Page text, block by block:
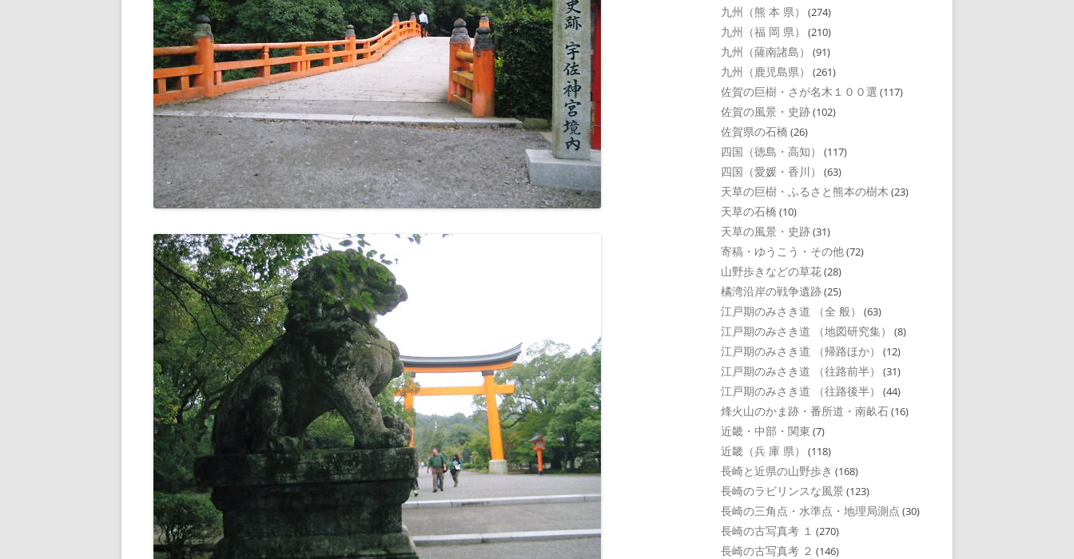
九州（熊 本 県） (274)
九州（福 岡 県） (210)
九州（薩南諸島） (91)
九州（鹿児島県） (261)
佐賀の巨樹・さが名木１００選 (117)
佐賀の風景・史跡(102)
佐賀県の石橋 (26)
四国（徳島・高知） (117)
四国（愛媛・香川） (63)
天草の巨樹・ふるさと熊本の樹木 (23)
天草の石橋 (10)
天草の風景・史跡(31)
寄稿・ゆうこう・その他(72)
山野歩きなどの草花(28)
橘湾沿岸の戦争遺跡(25)
江戸期のみさき道 （全 般） (63)
江戸期のみさき道 （地図研究集） (8)
江戸期のみさき道 （帰路ほか） (12)
江戸期のみさき道 （往路前半） (31)
江戸期のみさき道 （往路後半） (44)
烽火山のかま跡・番所道・南畝石(16)
近畿・中部・関東 (7)
近畿（兵 庫 県） (118)
長崎と近県の山野歩き (168)
長崎のラビリンスな風景 (123)
長崎の三角点・水準点・地理局測点 (30)
長崎の古写真考 １ (270)
長崎の古写真考 ２ (146)